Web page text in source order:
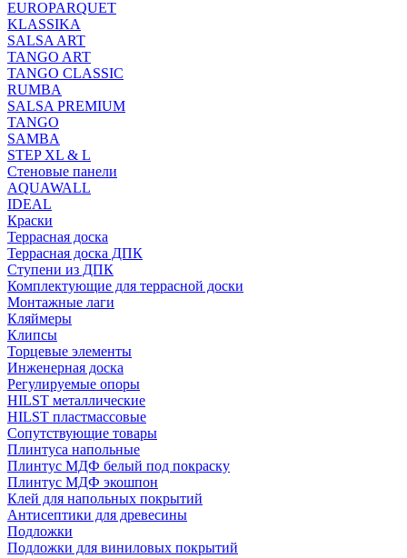
EUROPARQUET
KLASSIKA
SALSA ART
TANGO ART
TANGO CLASSIC
RUMBA
SALSA PREMIUM
TANGO
SAMBA
STEP XL & L
Стеновые панели
AQUAWALL
IDEAL
Краски
Террасная доска
Террасная доска ДПК
Ступени из ДПК
Комплектующие для террасной доски
Монтажные лаги
Кляймеры
Клипсы
Торцевые элементы
Инженерная доска
Регулируемые опоры
HILST металлические
HILST пластмассовые
Сопутствующие товары
Плинтуса напольные
Плинтус МДФ белый под покраску
Плинтус МДФ экошпон
Клей для напольных покрытий
Антисептики для древесины
Подложки
Подложки для виниловых покрытий